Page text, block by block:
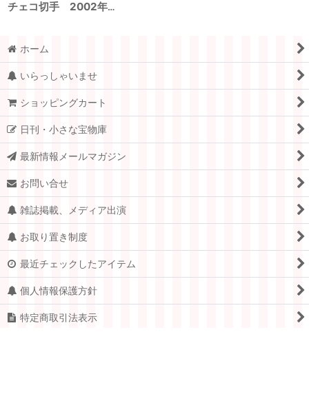
チェコ切手 2002年 WWF 絶滅のおそれがある蝶 4種 小型シート
ホーム
いらっしゃいませ
ショッピングカート
日刊・小さな宝物庫
最新情報メールマガジン
お問い合せ
雑誌掲載、メディア出演
お取り置き制度
最近チェックしたアイテム
個人情報保護方針
特定商取引法表示